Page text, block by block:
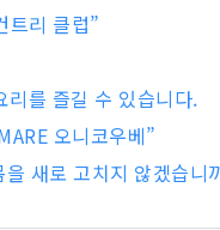
트리 클럽”
를 즐길 수 있습니다.
오니코우베”
새로 고치지 않겠습니